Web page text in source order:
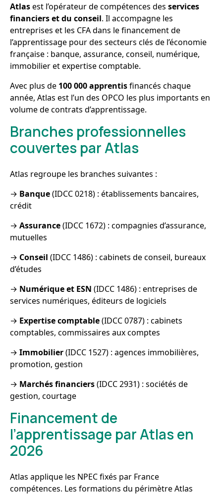
Atlasest l’opérateur de compétences des services
financiers et du conseil. Il accompagne les
entreprises et les CFA dans le financement de
l’apprentissage pour des secteurs clés de l’économie
française : banque, assurance, conseil, numérique,
immobilier et expertise comptable.
Avec plus de 100 000 apprentisfinancés chaque
année, Atlas est l’un des OPCO les plus importants en
volume de contrats d’apprentissage.
Branches professionnelles
couvertes par Atlas
Atlas regroupe les branches suivantes :
→ Banque(IDCC 0218) : établissements bancaires,
crédit
→ Assurance(IDCC 1672) : compagnies d’assurance,
mutuelles
→ Conseil (IDCC 1486) : cabinets de conseil, bureaux
d’études
→ Numérique et ESN (IDCC 1486) : entreprises de
services numériques, éditeurs de logiciels
→ Expertise comptable(IDCC 0787) : cabinets
comptables, commissaires aux comptes
→ Immobilier(IDCC 1527) : agences immobilières,
promotion, gestion
→ Marchés financiers(IDCC 2931) : sociétés de
gestion, courtage
Financement de
l’apprentissage par Atlas en
2026
Atlas applique les NPEC fixés par France
compétences. Les formations du périmètre Atlas